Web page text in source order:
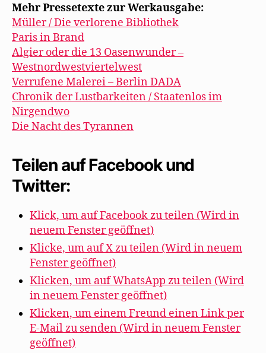
Mehr Pressetexte zur Werkausgabe:
Müller / Die verlorene Bibliothek
Paris in Brand
Algier oder die 13 Oasenwunder –
Westnordwestviertelwest
Verrufene Malerei – Berlin DADA
Chronik der Lustbarkeiten / Staatenlos im
Nirgendwo
Die Nacht des Tyrannen
Teilen auf Facebook und
Twitter:
Klick, um auf Facebook zu teilen (Wird in
neuem Fenster geöffnet)
Klicke, um auf X zu teilen (Wird in neuem
Fenster geöffnet)
Klicken, um auf WhatsApp zu teilen (Wird
in neuem Fenster geöffnet)
Klicken, um einem Freund einen Link per
E-Mail zu senden (Wird in neuem Fenster
geöffnet)